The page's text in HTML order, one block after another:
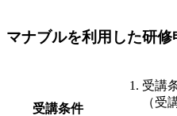
マナブルを利用した研
受講条件
受講
（受